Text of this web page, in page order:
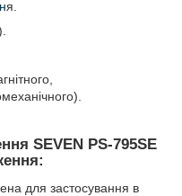
я.
SEVEN PS-795SE
для застосування в